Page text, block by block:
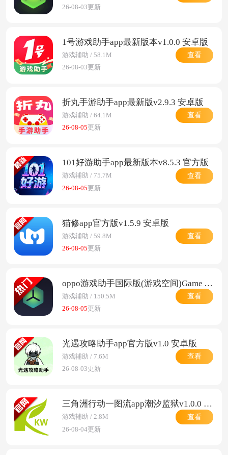
26-08-03更新
1号游戏助手app最新版本v1.0.0 安卓版
游戏辅助 / 58.1M
26-08-03更新
查看
折丸手游助手app最新版v2.9.3 安卓版
游戏辅助 / 64.1M
26-08-05更新
查看
101好游助手app最新版本v8.5.3 官方版
游戏辅助 / 75.7M
26-08-05更新
查看
猫修app官方版v1.5.9 安卓版
游戏辅助 / 59.8M
26-08-05更新
查看
oppo游戏助手国际版(游戏空间)Game Assistantv10.38.5 最新版
游戏辅助 / 150.5M
26-08-05更新
查看
光遇攻略助手app官方版v1.0 安卓版
游戏辅助 / 7.6M
26-08-03更新
查看
三角洲行动一图流app潮汐监狱v1.0.0 安卓版
游戏辅助 / 2.8M
26-08-04更新
查看